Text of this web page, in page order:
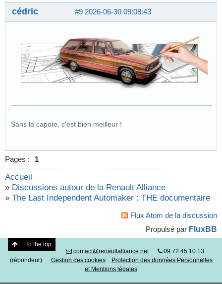
#9 2026-06-30 09:08:43
cédric
Sans la capote, c'est bien meilleur !
Pages : 1
Accueil
» Discussions autour de la Renault Alliance
» The Last Independent Automaker : THE documentaire
Flux Atom de la discussion
Propulsé par FluxBB
To the top
contact@renaultalliance.net
09.72.45.10.13
(répondeur) Gestion des cookies
Protection des données Personnelles
et Mentions légales